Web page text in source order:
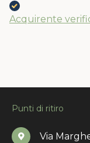
Acquirente
Punti di ritiro
Via